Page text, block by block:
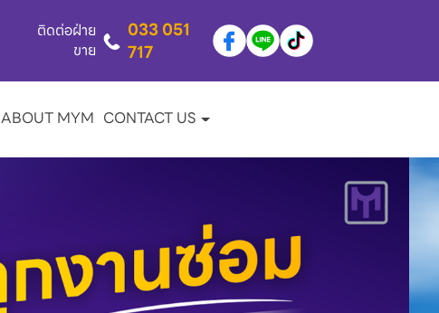
ติดต่อฝ่าย
ขาย
033 051
717
ABOUT MYM CONTACT US